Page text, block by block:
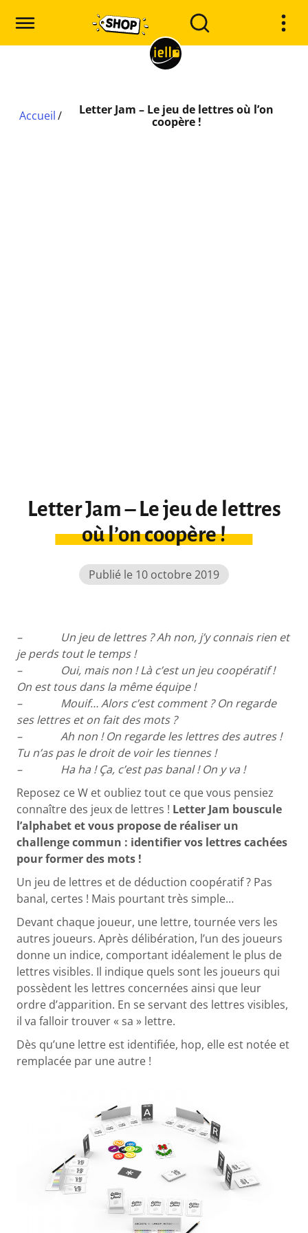
Accueil/
Letter Jam – Le jeu de lettres où l’on
coopère !
Letter Jam – Le jeu de lettres
où l’on coopère !
Publié le 10 octobre 2019
– Un jeu de lettres ? Ah non, j’y connais rien et
je perds tout le temps !
– Oui, mais non ! Là c’est un jeu coopératif !
On est tous dans la même équipe !
– Mouif… Alors c’est comment ? On regarde
ses lettres et on fait des mots ?
– Ah non ! On regarde les lettres des autres !
Tu n’as pas le droit de voir les tiennes !
– Ha ha ! Ça, c’est pas banal ! On y va !
Reposez ce W et oubliez tout ce que vous pensiez
connaître des jeux de lettres ! Letter Jam bouscule
l’alphabet et vous propose de réaliser un
challenge commun : identifier vos lettres cachées
pour former des mots !
Un jeu de lettres et de déduction coopératif ? Pas
banal, certes ! Mais pourtant très simple…
Devant chaque joueur, une lettre, tournée vers les
autres joueurs. Après délibération, l’un des joueurs
donne un indice, comportant idéalement le plus de
lettres visibles. Il indique quels sont les joueurs qui
possèdent les lettres concernées ainsi que leur
ordre d’apparition. En se servant des lettres visibles,
il va falloir trouver « sa » lettre.
Dès qu’une lettre est identifiée, hop, elle est notée et
remplacée par une autre !